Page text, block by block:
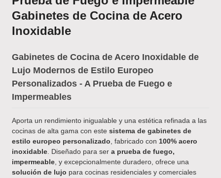
Gabinetes de Cocina de Acero
Inoxidable
Gabinetes de Cocina de Acero Inoxidable de
Lujo Modernos de Estilo Europeo
Personalizados - A Prueba de Fuego e
Impermeables
Aporta un rendimiento inigualable y una estética refinada a las
cocinas de alta gama con este sistema de gabinetes de
estilo europeo personalizado , fabricado con 100% acero
inoxidable . Diseñado para ser a prueba de fuego,
impermeable , y excepcionalmente duradero, ofrece una
solución de lujo para cocinas residenciales y comerciales